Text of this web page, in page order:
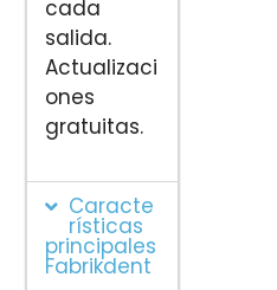
cada
salida.
Actualizaci
ones
gratuitas.
Caracte
rísticas
principales
Fabrikdent